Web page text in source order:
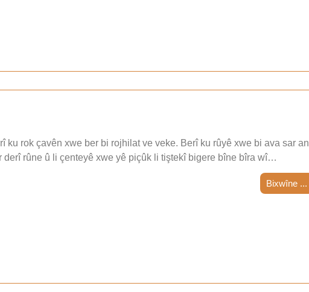
ku rok çavên xwe ber bi rojhilat ve veke. Berî ku rûyê xwe bi ava sar an
derî rûne û li çenteyê xwe yê piçûk li tiştekî bigere bîne bîra wî…
Bixwîne ...